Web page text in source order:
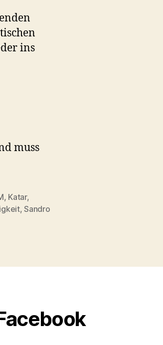
ins
muss
, Katar,
,Sandro